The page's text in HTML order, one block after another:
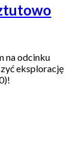
na odcinku
eksplorację